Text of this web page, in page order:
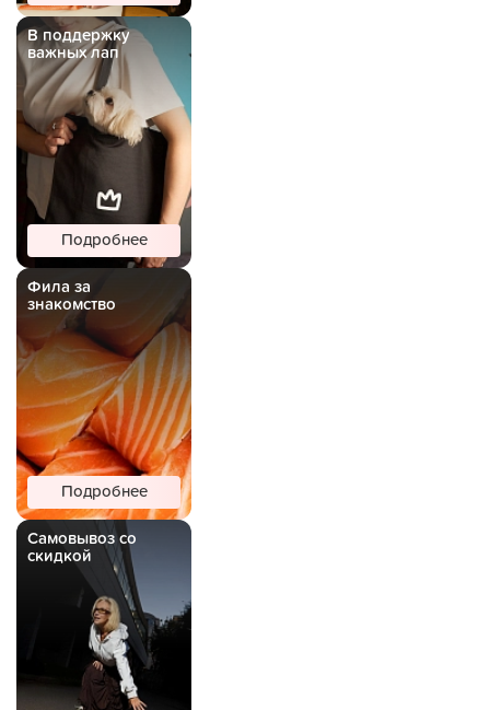
В поддержку
важных лап
Подробнее
Фила за
знакомство
Подробнее
Самовывоз со
скидкой